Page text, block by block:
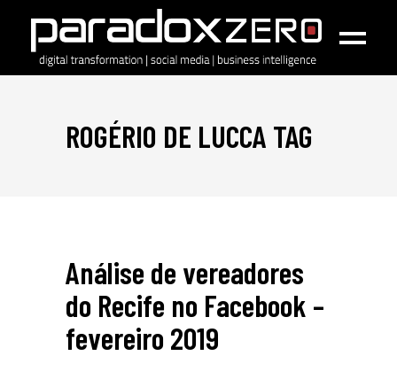
ROGÉRIO DE LUCCA TAG
Análise de vereadores
do Recife no Facebook –
fevereiro 2019